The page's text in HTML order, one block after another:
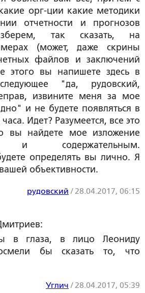
орг-ции какие методики
отчетности и прогнозов
так сказать, на
(может, даже скрины
файлов и заключений
этого вы напишете здесь в
"да, рудовский,
извините меня за мое
и не будете появляться в
Идет? Разумеется, все это
вы найдете мое изложение
и содержательным.
определять вы лично. Я
объективности.
рудовский / 28.04.2017, 06:15
в глаза, в лицо Леониду
бы сказать то, что
Углич / 28.04.2017, 05:39